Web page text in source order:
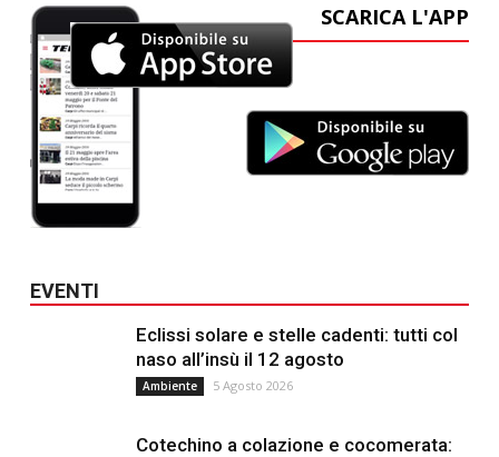
SCARICA L'APP
EVENTI
Eclissi solare e stelle cadenti: tutti col
naso all’insù il 12 agosto
Ambiente 5 Agosto 2026
Cotechino a colazione e cocomerata: